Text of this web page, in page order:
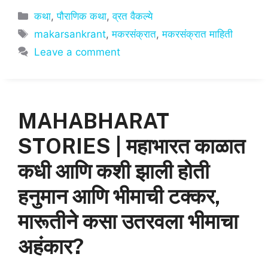
at
s
A
c
e
b
k
ai
l
ar
e
Categories
कथा,पौराणिक कथा,व्रत वैकल्ये
Tags
makarsankrant,मकरसंक्रात,मकरसंक्रात माहिती
Leave a comment
MAHABHARAT
STORIES | महाभारत काळात
कधी आणि कशी झाली होती
हनुमान आणि भीमाची टक्कर,
मारूतीने कसा उतरवला भीमाचा
अहंकार?